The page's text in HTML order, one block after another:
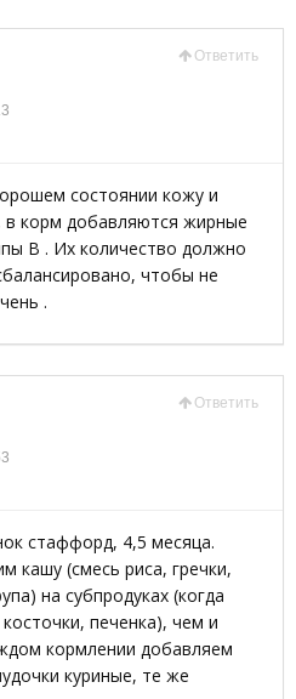
Ответить
состоянии кожу и
в корм добавляются жирные
B . Их количество должно
чтобы не
.
Ответить
стаффорд, 4,5 месяца.
кашу (смесь риса, гречки,
на субпродуках (когда
печенка), чем и
кормлении добавляем
куриные, те же